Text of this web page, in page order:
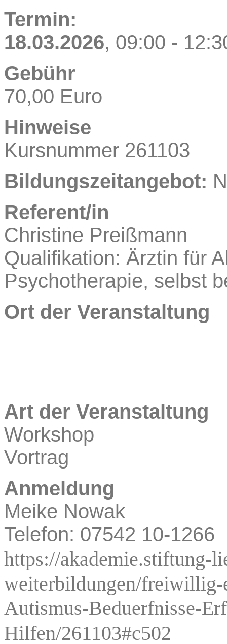
Termin:
18.03.2026, 09:00 -
Gebühr
70,00 Euro
Hinweise
Kursnummer 261103
Bildungszeitangebot:
Referent/in
Christine Preißmann
Qualifikation: Ärztin für
Psychotherapie, selbst
Ort der Veranstaltung
Art der Veranstaltung
Workshop
Vortrag
Anmeldung
Meike Nowak
Telefon: 07542 10-1266
https://akademie.stiftung-
weiterbildungen/freiwillig-
Autismus-Beduerfnisse-
Hilfen/261103#c502